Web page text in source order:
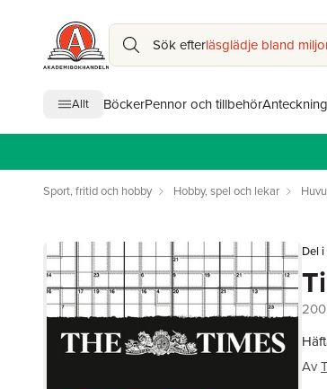
Sök efterläsglädje bland
Allt BöckerPennor och tillbehörAnteckning
Sport, fritid och hobby Hobby, spel och lekar
Del
Av